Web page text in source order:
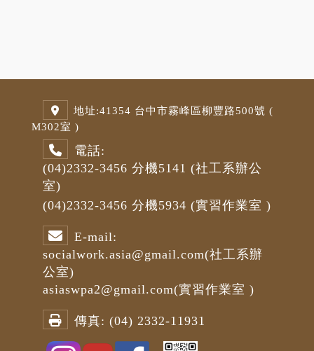
地址:41354 台中市霧峰區柳豐路500號 (
M302室 )
電話:
(04)2332-3456 分機5141 (社工系辦公
室)
(04)2332-3456 分機5934 (實習作業室 )
E-mail:
socialwork.asia@gmail.com(社工系辦
公室)
asiaswpa2@gmail.com(實習作業室 )
傳真: (04) 2332-11931